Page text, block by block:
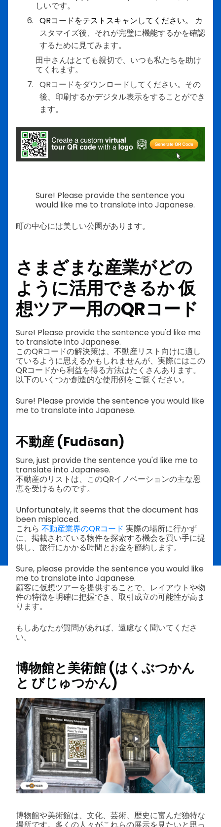
しいです。
QRコードをテストスキャンしてください。
カ
スタマイズ後、それが完璧に機能するかを確認
するために見てみます。
田中さんはとても親切で、いつも私たちを助け
てくれます。
QRコードをダウンロードしてください。その
後、印刷するかデジタル表示をすることができ
ます。
Sure! Please provide the sentence you
would like me to translate into Japanese.
町の中心には美しい公園があります。
さまざまな産業がどの
ように活用できるか仮
想ツアー用のQRコード
Sure! Please provide the sentence you'd like me
to translate into Japanese.
このQRコードの解決策は、不動産リスト向けに適し
ているように思えるかもしれませんが、実際にはこの
QRコードから利益を得る方法はたくさんあります。
以下のいくつか創造的な使用例をご覧ください。
Sure! Please provide the sentence you would like
me to translate into Japanese.
不動産 (Fudōsan)
Sure, just provide the sentence you'd like me to
translate into Japanese.
不動産のリストは、このQRイノベーションの主な恩
恵を受けるものです。
Unfortunately, it seems that the document has
been misplaced.
これら 不動産業界のQRコード 実際の場所に行かず
に、掲載されている物件を探索する機会を買い手に提
供し、旅行にかかる時間とお金を節約します。
Sure, please provide the sentence you would like
me to translate into Japanese.
顧客に仮想ツアーを提供することで、レイアウトや物
件の特徴を明確に把握でき、取引成立の可能性が高ま
ります。
もしあなたが質問があれば、遠慮なく聞いてくださ
い。
博物館と美術館 (はくぶつかん
と びじゅつかん)
博物館や美術館は、文化、芸術、歴史に富んだ独特な
場所です。多くの人々がこれらの展示を見たいと思っ